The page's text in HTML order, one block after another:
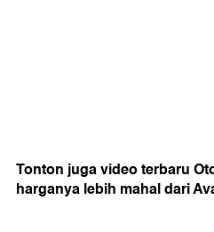
Tonton juga video terbaru
harganya lebih mahal dari